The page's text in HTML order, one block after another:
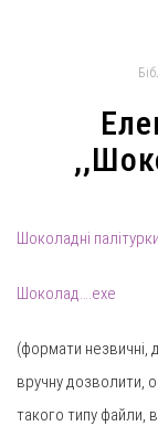
Шоколадні
Шоколад….exe
(формати незвичні,
вручну дозволити,
такого типу файли,